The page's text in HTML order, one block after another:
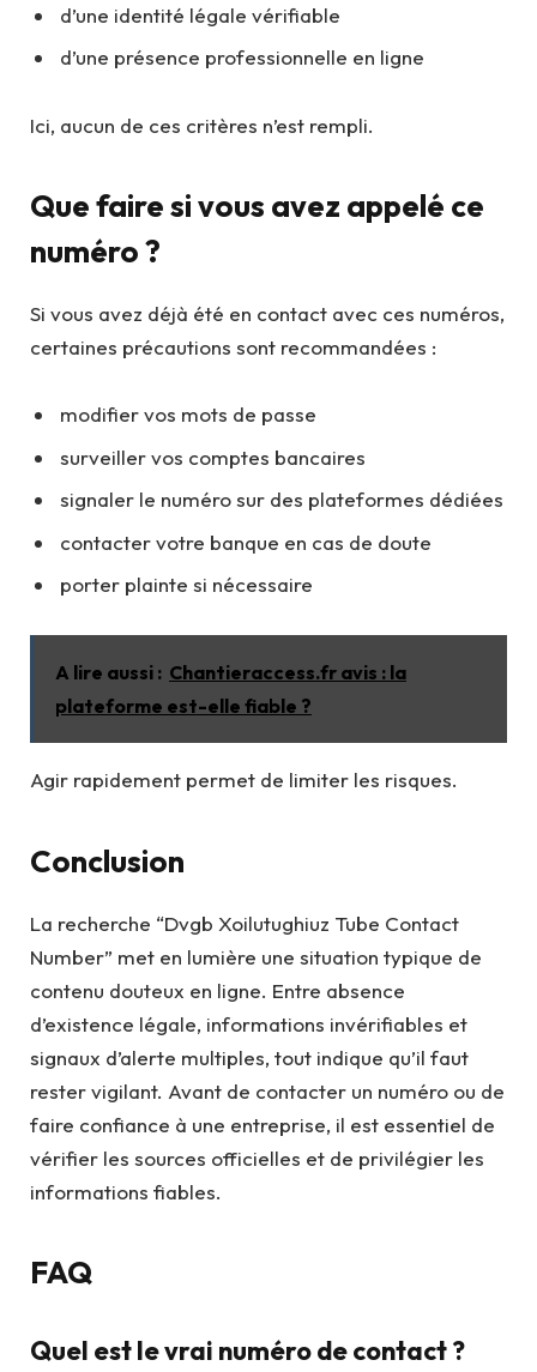
d’une identité légale vérifiable
d’une présence professionnelle en ligne
Ici, aucun de ces critères n’est rempli.
Que faire si vous avez appelé ce
numéro ?
Si vous avez déjà été en contact avec ces numéros,
certaines précautions sont recommandées :
modifier vos mots de passe
surveiller vos comptes bancaires
signaler le numéro sur des plateformes dédiées
contacter votre banque en cas de doute
porter plainte si nécessaire
A lire aussi : Chantieraccess.fr avis : la
plateforme est-elle fiable ?
Agir rapidement permet de limiter les risques.
Conclusion
La recherche “Dvgb Xoilutughiuz Tube Contact
Number” met en lumière une situation typique de
contenu douteux en ligne. Entre absence
d’existence légale, informations invérifiables et
signaux d’alerte multiples, tout indique qu’il faut
rester vigilant. Avant de contacter un numéro ou de
faire confiance à une entreprise, il est essentiel de
vérifier les sources officielles et de privilégier les
informations fiables.
FAQ
Quel est le vrai numéro de contact ?